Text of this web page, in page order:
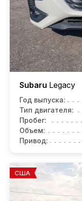
Subaru Legacy
Год выпуска:
Тип двигателя:
Пробег:
Объем:
Привод:
США